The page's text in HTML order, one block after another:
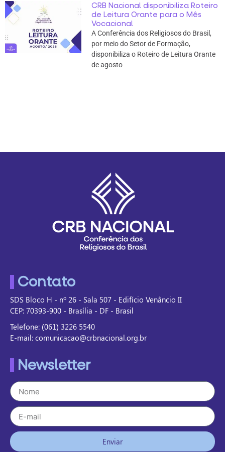
CRB Nacional disponibiliza Roteiro
de Leitura Orante para o Mês
Vocacional
A Conferência dos Religiosos do Brasil,
por meio do Setor de Formação,
disponibiliza o Roteiro de Leitura Orante
de agosto
Contato
SDS Bloco H - nº 26 - Sala 507 - Edifício Venâncio II
CEP: 70393-900 - Brasília - DF - Brasil
Telefone: (061) 3226 5540
E-mail: comunicacao@crbnacional.org.br
Newsletter
Enviar